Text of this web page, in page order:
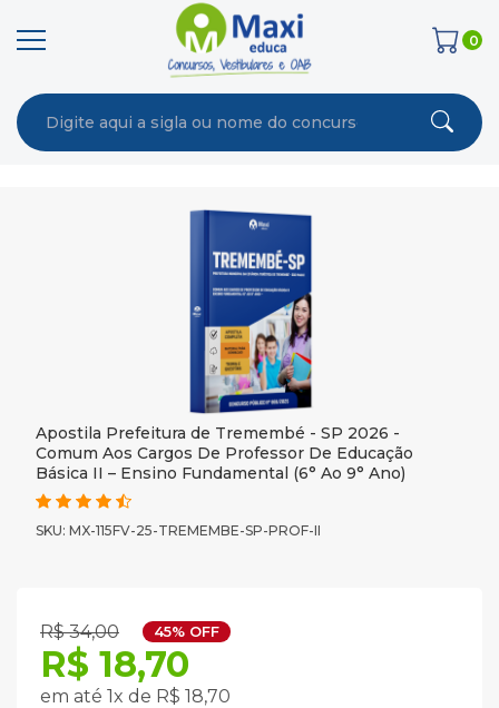
0
Apostila Prefeitura de Tremembé - SP 2026 -
Comum Aos Cargos De Professor De Educação
Básica II – Ensino Fundamental (6° Ao 9° Ano)
SKU: MX-115FV-25-TREMEMBE-SP-PROF-II
R$ 34,00 45% OFF
R$ 18,70
em até 1x de R$ 18,70